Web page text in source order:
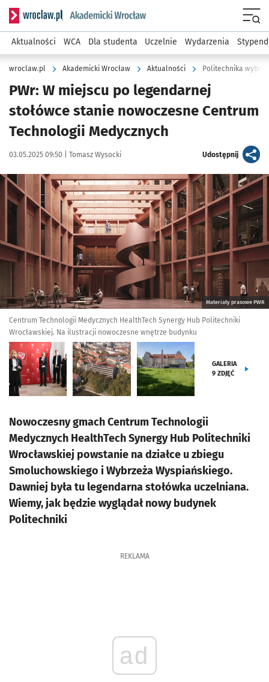
Serwis informacyjny wroclaw.pl podserwis: Akademicki
Aktualności WCA Dla studenta Uczelnie Wydarzenia
wroclaw.pl Akademicki Wrocław Aktualności Politechnika
PWr: W miejscu po legendarnej
stołówce stanie nowoczesne Centrum
Technologii Medycznych
Data publikacji:
03.05.2025 09:50 | Autor:
Tomasz Wysocki Udostępnijartykuł
Kliknij, aby zobaczyć galerię
Materiały prasowe PWR
Centrum Technologii Medycznych HealthTech Synergy Hub Politechniki
Wrocławskiej. Na ilustracji nowoczesne wnętrze budynku
GALERIA
9 ZDJĘĆ
Nowoczesny gmach Centrum Technologii
Medycznych HealthTech Synergy Hub Politechniki
Wrocławskiej powstanie na działce u zbiegu
Smoluchowskiego i Wybrzeża Wyspiańskiego.
Dawniej była tu legendarna stołówka uczelniana.
Wiemy, jak będzie wyglądał nowy budynek
Politechniki
REKLAMA
ad